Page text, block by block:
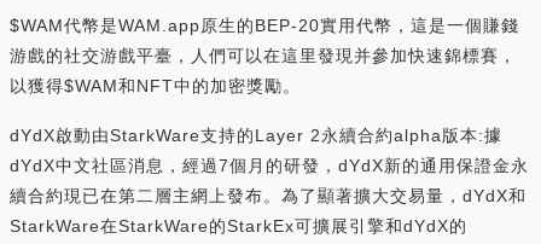
$WAM代幣是WAM.app原生的BEP-20實用代幣，這是一個賺錢
游戲的社交游戲平臺，人們可以在這里發現并參加快速錦標賽，
以獲得$WAM和NFT中的加密獎勵。
dYdX啟動由StarkWare支持的Layer 2永續合約alpha版本:據
dYdX中文社區消息，經過7個月的研發，dYdX新的通用保證金永
續合約現已在第二層主網上發布。為了顯著擴大交易量，dYdX和
StarkWare在StarkWare的StarkEx可擴展引擎和dYdX的